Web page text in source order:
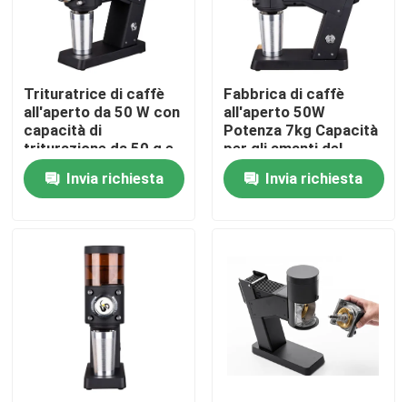
Casa
Prodotti
Circa noi
Giro della fabbrica
Controllo di qualità
Trituratrice di caffè
all'aperto da 50 W con
capacità di
triturazione da 50 g e
logo personalizzato
Invia richiesta
Fabbrica di caffè
all'aperto 50W
Potenza 7kg Capacità
per gli amanti del
caffè appena
macinatoInvia richiesta